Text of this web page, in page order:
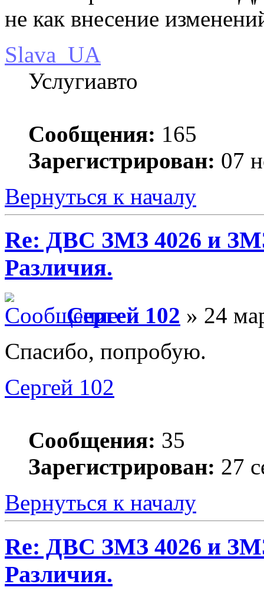
не как внесение
Slava_UA
Услугиавто
Сообщения: 165
Зарегистрирован: 07
Вернуться к началу
Re: ДВС ЗМЗ 4026 и
Различия.
Сергей 102 » 24
Спасибо, попробую.
Сергей 102
Сообщения: 35
Зарегистрирован: 27
Вернуться к началу
Re: ДВС ЗМЗ 4026 и
Различия.